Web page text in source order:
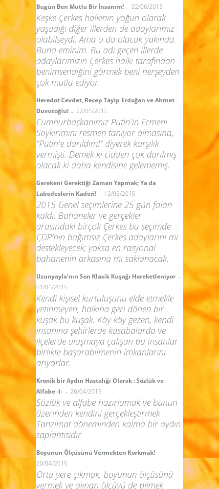
Bugün Ben Mutlu Bir İnsanım! - 02/06/2015
Keşke Çerkes halkının yoğun olarak
yaşadığı diğer illerden de adaylarımız
olabilseydi. Ama o da olacak yakında.
Buna eminim. Bu adı geçen illerde
adaylarımızın Çerkes halkı tarafından
benimsendiğini görmek beni herşeyden
çok mutlu ediyor.
Heredot Cevdet, Recep Tayip Erdoğan ve Ahmet
Duvutoğlu! - 22/05/2015
Cumhurbaşkanımız Putin'in Ermeni
Soykırımını resmen tanıyor olmasına,
“Putin'e darıldım!” diyerek karşılık
vermişti. Demek ki cidden çok darılmış
olacak ki daha kendisine gelememiş.
Gerekeni Gerektiği Zaman Yapmak; Ya da
Labedeslerin Kaderi! - 12/05/2015
2015 Genel seçimlerine 25 gün falan
kaldı. Bahaneler ve gerçekler
arasındaki birçok Çerkes bu seçimde
ÇDP’nin bağımsız Çerkes adaylarını mı
destekleyecek; yoksa en rasyonal
bahanenin arkasına mı saklanacak.
Uzunyayla'nın Son Klasik Kuşağı Hareketleniyor -
01/05/2015
Kendi kişisel kurtuluşunu elde etmekle
yetinmeyen, halkına geri dönen bir
kuşak bu kuşak. Köy köy gezen, kendi
insanına şehirlerde kasabalarda ve
ilçelerde ulaşmaya çalışan bu insanlar
birlikte başarabilmenin imkanlarını
arıyorlar.
Kronik bir Aydın Hastalığı Olarak : Sözlük ve
Alfabe -I- - 26/04/2015
Sözlük ve alfabe hazırlamak ve bunun
üzerinden kendini gerçekleştirmek
Tanzimat döneminden kalma bir aydın
saplantısıdır
Boyunun Ölçüsünü Vermekten Korkmak! -
20/04/2015
Orta yere çıkmak, boyunun ölçüsünü
vermek ve alınan ölçüyü de bilmek